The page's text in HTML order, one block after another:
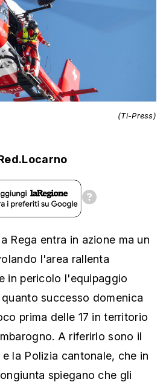
(Ti-Press)
Rega entra in azione ma un
l'area rallenta
in pericolo l'equipaggio
successo domenica
prima delle 17 in territorio
A riferirlo sono il
la Polizia cantonale, che in
spiegano che gli